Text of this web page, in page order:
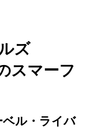
ズ
スマーフ
ル・ライバ